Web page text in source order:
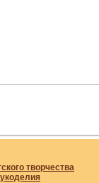
творчества